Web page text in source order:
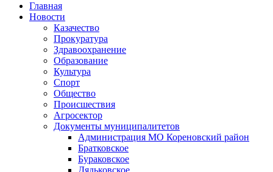
Главная
Новости
Казачество
Прокуратура
Здравоохранение
Образование
Культура
Спорт
Общество
Происшествия
Агросектор
Документы муниципалитетов
Администрация МО Кореновский район
Братковское
Бураковское
Дядьковское